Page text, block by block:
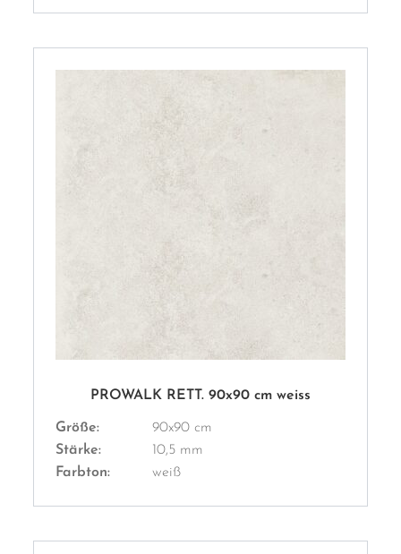
PROWALK RETT. 90x90 cm weiss
Größe:
90x90 cm
Stärke:
10,5 mm
Farbton:
weiß